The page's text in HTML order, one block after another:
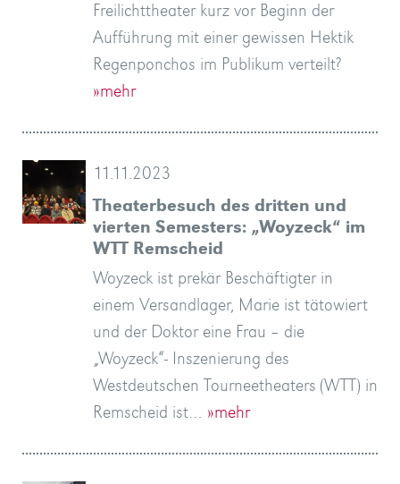
Freilichttheater kurz vor Beginn der
Aufführung mit einer gewissen Hektik
Regenponchos im Publikum verteilt?
»mehr
11.11.2023
Theaterbesuch des dritten und
vierten Semesters: „Woyzeck“ im
WTT Remscheid
Woyzeck ist prekär Beschäftigter in
einem Versandlager, Marie ist tätowiert
und der Doktor eine Frau – die
„Woyzeck“- Inszenierung des
Westdeutschen Tourneetheaters (WTT) in
Remscheid ist… »mehr